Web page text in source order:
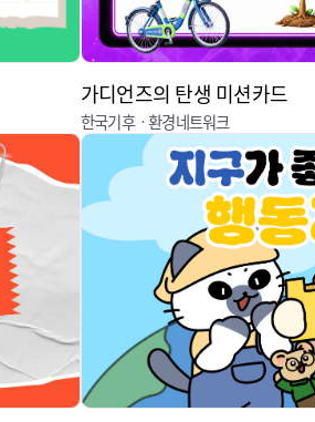
가디언즈의 탄생 미션카드
한국기후ㆍ환경네트워크